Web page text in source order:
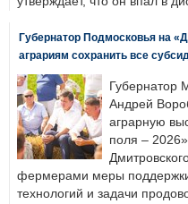
Губернатор Подмосковья на
аграриям сохранить все
Губернатор
Андрей
аграрную
поля –
фермерами меры
технологий и задачи